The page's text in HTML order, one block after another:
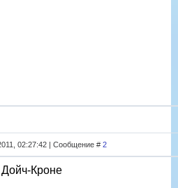
02:27:42 | Сообщение # 2
Дойч-Кроне